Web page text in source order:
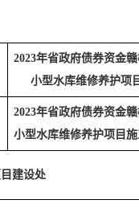
2023年省政府债券资金
小型水库维修养护项
2023年省政府债券资金
小型水库维修养护项目
建设处